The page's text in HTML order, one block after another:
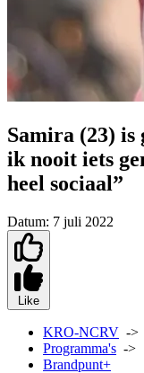
Samira (23) is
ik nooit iets
heel sociaal”
Datum: 7 juli 2022
Like
KRO-NCRV ->
Programma's ->
Brandpunt+